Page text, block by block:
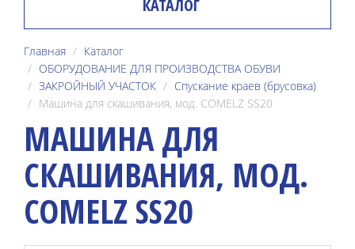
КАТАЛОГ
Главная
Каталог
ОБОРУДОВАНИЕ ДЛЯ ПРОИЗВОДСТВА ОБУВИ
ЗАКРОЙНЫЙ УЧАСТОК
Спускание краев (брусовка)
Машина для скашивания, мод. COMELZ SS20
МАШИНА ДЛЯ
СКАШИВАНИЯ, МОД.
COMELZ SS20